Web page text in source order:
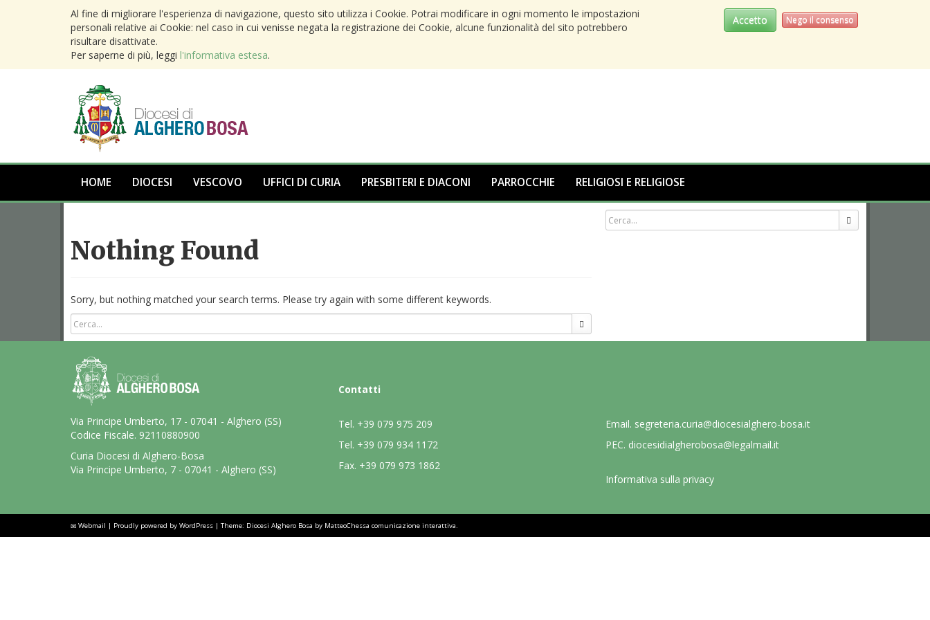
Al fine di migliorare l'esperienza di navigazione, questo sito utilizza i Cookie. Potrai modificare in ogni momento le impostazioni
personali relative ai Cookie: nel caso in cui venisse negata la registrazione dei Cookie, alcune funzionalità del sito potrebbero
risultare disattivate.
Per saperne di più, leggi l'informativa estesa.
Accetto Nego il consenso
HOME DIOCESI VESCOVO UFFICI DI CURIA PRESBITERI E DIACONI PARROCCHIE RELIGIOSI E RELIGIOSE
Nothing Found
Sorry, but nothing matched your search terms. Please try again with some different keywords.
Via Principe Umberto, 17 - 07041 - Alghero (SS)
Codice Fiscale. 92110880900
Curia Diocesi di Alghero-Bosa
Via Principe Umberto, 7 - 07041 - Alghero (SS)
Contatti
Tel. +39 079 975 209
Tel. +39 079 934 1172
Fax. +39 079 973 1862
Email. segreteria.curia@diocesialghero-bosa.it
PEC. diocesidialgherobosa@legalmail.it
Informativa sulla privacy
Webmail | Proudly powered by WordPress | Theme: Diocesi Alghero Bosa by MatteoChessa comunicazione interattiva.